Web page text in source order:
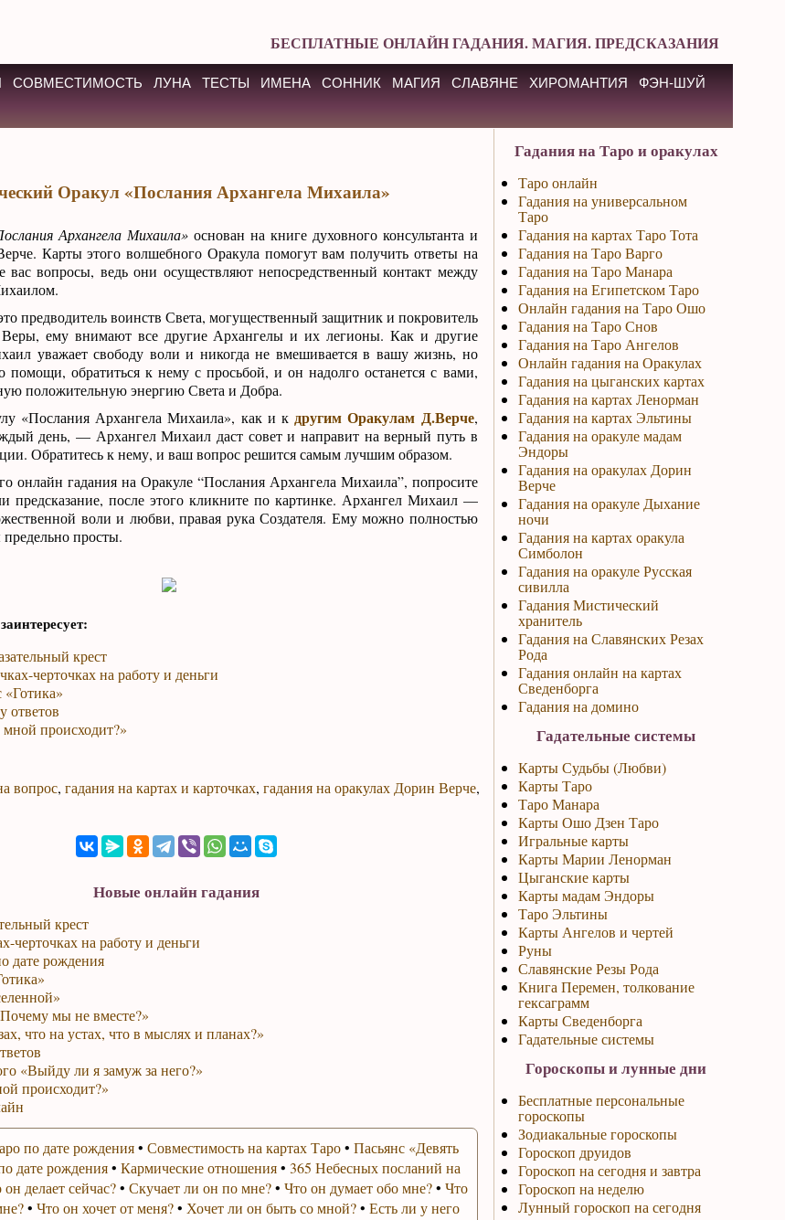
БЕСПЛАТНЫЕ ОНЛАЙН ГАДАНИЯ. МАГИЯ. ПРЕДСКАЗАНИЯ
СОВМЕСТИМОСТЬ ЛУНА ТЕСТЫ ИМЕНА СОННИК МАГИЯ СЛАВЯНЕ ХИРОМАНТИЯ
ФЭН-ШУЙ
Оракул «Послания Архангела Михаила»
Архангела Михаила»основан на книге духовного консультанта и
Карты этого волшебного Оракула помогут вам получить ответы на
вас вопросы, ведь они осуществляют непосредственный контакт между
предводитель воинств Света, могущественный защитник и покровитель
ему внимают все другие Архангелы и их легионы. Как и другие
уважает свободу воли и никогда не вмешивается в вашу жизнь, но
помощи, обратиться к нему с просьбой, и он надолго останется с вами,
положительную энергию Света и Добра.
«Послания Архангела Михаила», как и к другим Оракулам Д.Верче,
день, — Архангел Михаил даст совет и направит на верный путь в
Обратитесь к нему, и ваш вопрос решится самым лучшим образом.
онлайн гадания на Оракуле “Послания Архангела Михаила”, попросите
предсказание, после этого кликните по картинке. Архангел Михаил —
воли и любви, правая рука Создателя. Ему можно полностью
предельно просты.
крест
черточках на работу и деньги
«Готика»
ответов
происходит?»
вопрос, гадания на картах и карточках, гадания на оракулах Дорин Верче,
Новые онлайн гадания
крест
черточках на работу и деньги
дате рождения
мы не вместе?»
что на устах, что в мыслях и планах?»
«Выйду ли я замуж за него?»
происходит?»
по дате рождения• Совместимость на картах Таро• Пасьянс «Девять
дате рождения• Кармические отношения• 365 Небесных посланий на
делает сейчас?• Скучает ли он по мне?• Что он думает обо мне?• Что
• Что он хочет от меня?• Хочет ли он быть со мной?• Есть ли у него
Гадания на Таро и оракулах
Таро онлайн
Гадания на универсальном
Таро
Гадания на картах Таро Тота
Гадания на Таро Варго
Гадания на Таро Манара
Гадания на Египетском Таро
Онлайн гадания на Таро Ошо
Гадания на Таро Снов
Гадания на Таро Ангелов
Онлайн гадания на Оракулах
Гадания на цыганских картах
Гадания на картах Ленорман
Гадания на картах Эльтины
Гадания на оракуле мадам
Эндоры
Гадания на оракулах Дорин
Верче
Гадания на оракуле Дыхание
ночи
Гадания на картах оракула
Симболон
Гадания на оракуле Русская
сивилла
Гадания Мистический
хранитель
Гадания на Славянских Резах
Рода
Гадания онлайн на картах
Сведенборга
Гадания на домино
Гадательные системы
Карты Судьбы (Любви)
Карты Таро
Таро Манара
Карты Ошо Дзен Таро
Игральные карты
Карты Марии Ленорман
Цыганские карты
Карты мадам Эндоры
Таро Эльтины
Карты Ангелов и чертей
Руны
Славянские Резы Рода
Книга Перемен, толкование
гексаграмм
Карты Сведенборга
Гадательные системы
Гороскопы и лунные дни
Бесплатные персональные
гороскопы
Зодиакальные гороскопы
Гороскоп друидов
Гороскоп на сегодня и завтра
Гороскоп на неделю
Лунный гороскоп на сегодня